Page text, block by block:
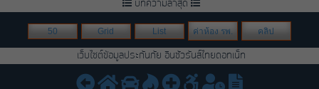
บทความล่าสุด
50 Grid List ค่าห้อง รพ. คลิป
เว็บไซต์ข้อมูลประกันภัย อินชัวรันส์ไทยดอทเน็ท